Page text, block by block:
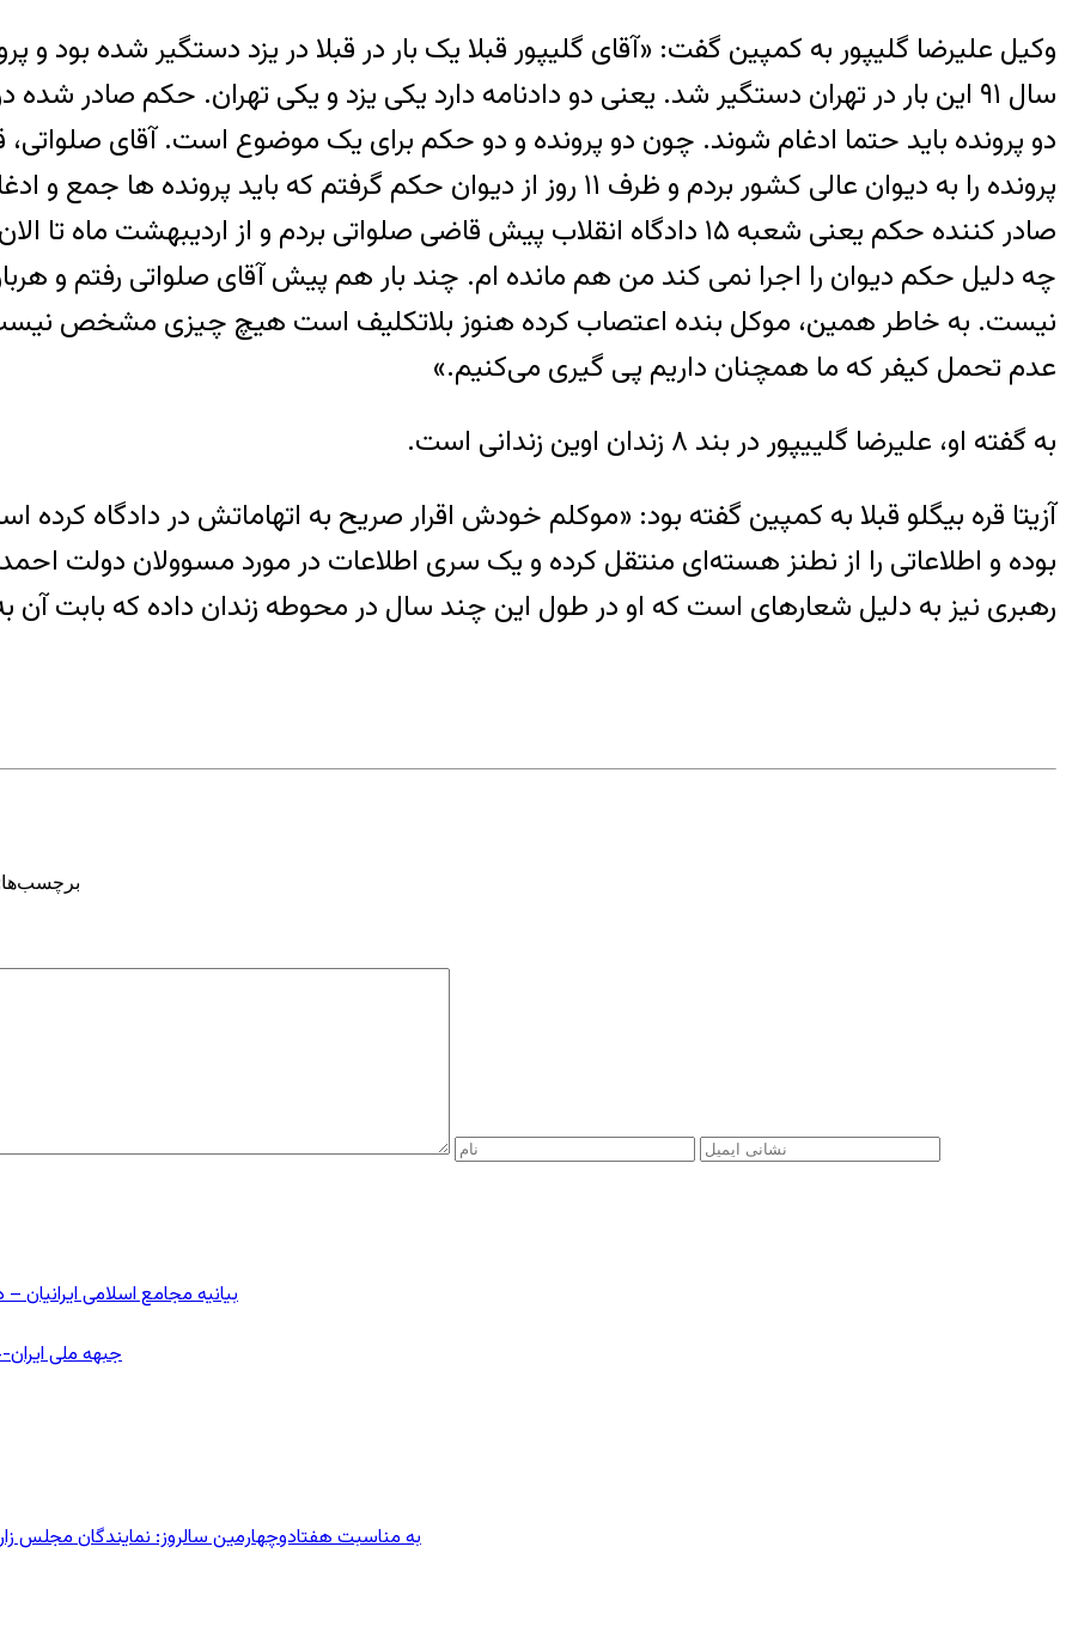
وکیل علیرضا گلیپور به کمپین گفت: «آقای گلیپور قبلا یک بار در قبلا در یزد دستگیر شده بود
دو پرونده باید حتما ادغام شوند. چون دو پرونده و دو حکم برای یک موضوع است. آقای صلواتی،
پرونده را به دیوان عالی کشور بردم و ظرف ۱۱ روز از دیوان حکم گرفتم که
صادر کننده حکم یعنی شعبه ۱۵ دادگاه انقلاب پیش قاضی صلواتی بردم و از
چه دلیل حکم دیوان را اجرا نمی کند من هم مانده ام. چند بار هم پیش آقای صلواتی رفتم و
نیست. به خاطر همین، موکل بنده اعتصاب کرده هنوز بلاتکلیف است هیچ چیزی مشخص
عدم تحمل کیفر که ما همچنان داریم پی گیری می‌کنیم.»
به گفته او، علیرضا گلییپور در بند ۸ زندان اوین زندانی است.
آزیتا قره بیگلو قبلا به کمپین گفته بود: «موکلم خودش اقرار صریح به اتهاماتش در دادگاه کرده
بوده و اطلاعاتی را از نطنز هسته‌ای منتقل کرده و یک سری اطلاعات در مورد مسوولان دولت
رهبری نیز به دلیل شعارهای است که او در طول این چند سال در محوطه زندان داده که بابت آن به ۱۷۳ ضربه شلاق محکوم شده
بیانیه مجامع اسلامی
جبهه ملی
به مناسبت هفتادوچهارمین سالروز: نمایندگان مجلس زار می‌زدند/ تهران در آتش؛ ۳۰